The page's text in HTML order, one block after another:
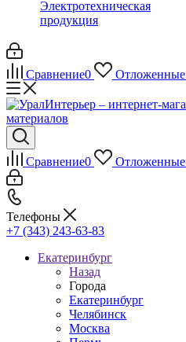
Электротехническая
продукция
Сравнение0 Отложенные
Сравнение0 Отложенные
Телефоны
+7 (343) 243-63-83
Екатеринбург
Назад
Города
Екатеринбург
Челябинск
Москва